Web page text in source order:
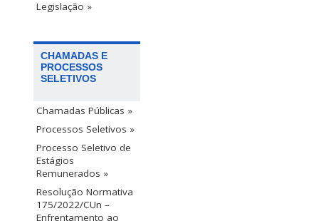
Legislação »
CHAMADAS E
PROCESSOS
SELETIVOS
Chamadas Públicas »
Processos Seletivos »
Processo Seletivo de
Estágios
Remunerados »
Resolução Normativa
175/2022/CUn –
Enfrentamento ao